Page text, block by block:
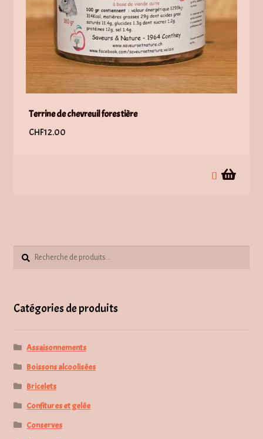
Terrine de chevreuil forestière
CHF12.00
Recherche
Recherche
Catégories de produits
Assaisonnements
Boissons alcoolisées
Bricelets
Confitures et gelée
Conserves